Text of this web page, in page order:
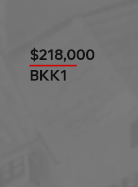
$218,000
BKK1